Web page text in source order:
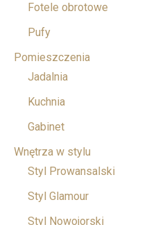
Fotele obrotowe
Pufy
Pomieszczenia
Jadalnia
Kuchnia
Gabinet
Wnętrza w stylu
Styl Prowansalski
Styl Glamour
Styl Nowojorski